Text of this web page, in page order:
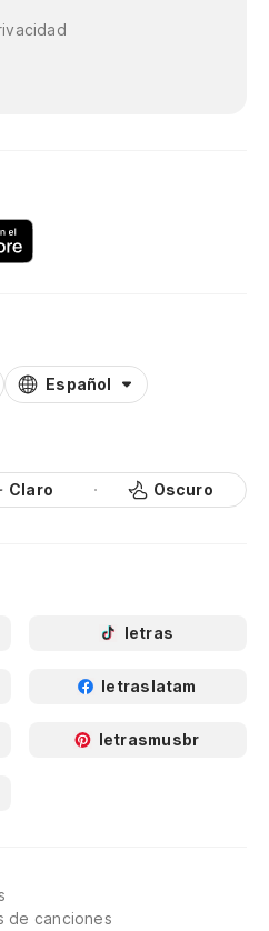
Español
Claro Oscuro
letras
letraslatam
letrasmusbr
de canciones